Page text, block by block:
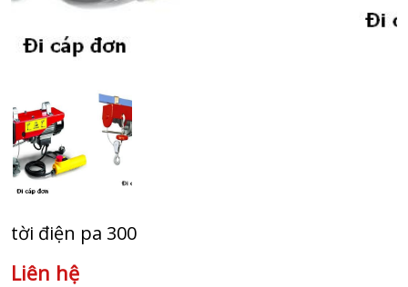
tời điện pa 300
Liên hệ